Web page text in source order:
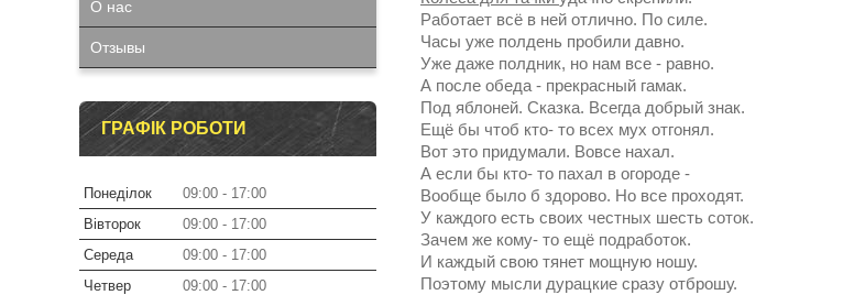
Работает всё в ней отлично. По силе.
Часы уже полдень пробили давно.
Уже даже полдник, но нам все - равно.
А после обеда - прекрасный гамак.
Под яблоней. Сказка. Всегда добрый знак.
Ещё бы чтоб кто- то всех мух отгонял.
Вот это придумали. Вовсе нахал.
А если бы кто- то пахал в огороде -
Вообще было б здорово. Но все проходят.
У каждого есть своих честных шесть соток.
Зачем же кому- то ещё подработок.
И каждый свою тянет мощную ношу.
Поэтому мысли дурацкие сразу отброшу.
О нас
Отзывы
ГРАФІК РОБОТИ
Понеділок 09:00
17:00
Вівторок
09:00
17:00
Середа
09:00
17:00
Четвер
09:00
17:00